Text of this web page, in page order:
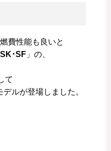
費性能も良いと
･SF 」の、
て
デルが登場しました。